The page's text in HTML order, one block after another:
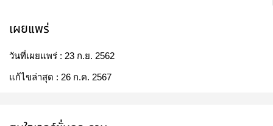
เผยแพร่
วันที่เผยแพร่ : 23 ก.ย. 2562
แก้ไขล่าสุด : 26 ก.ค. 2567